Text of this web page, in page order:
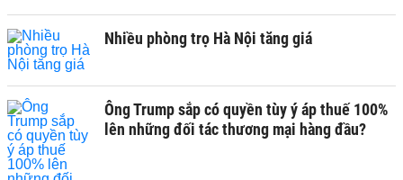
Nhiều phòng trọ Hà Nội tăng giá
Ông Trump sắp có quyền tùy ý áp thuế 100%
lên những đối tác thương mại hàng đầu?